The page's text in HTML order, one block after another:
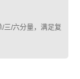
三/六分量，满足复